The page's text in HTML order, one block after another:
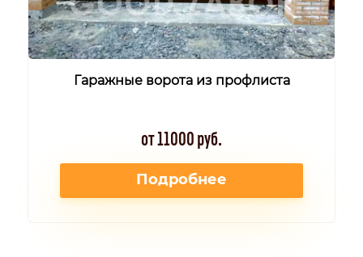
Гаражные ворота из профлиста
от 11000 руб.
Подробнее